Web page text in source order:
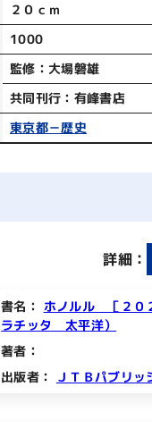
２０ｃｍ
1000
監修：大場磐雄
共同刊行：有峰書店
東京都－歴史
詳細：
書名： ホノルル ［２０
ラチッタ 太平洋）
著者：
出版者：
ＪＴＢパブリッ